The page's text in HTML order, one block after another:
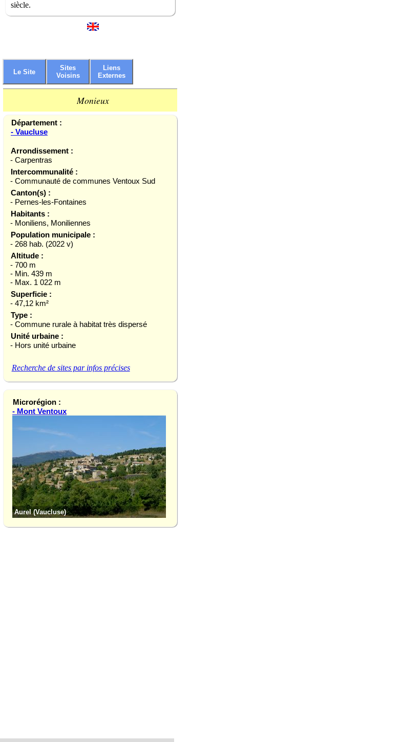
siècle.
Le Site
Sites
Voisins
Liens
Externes
Monieux
Département :
- Vaucluse
Arrondissement :
- Carpentras
Intercommunalité :
- Communauté de communes Ventoux Sud
Canton(s) :
- Pernes-les-Fontaines
Habitants :
- Moniliens, Moniliennes
Population municipale :
- 268 hab. (2022 v)
Altitude :
- 700 m
- Min. 439 m
- Max. 1 022 m
Superficie :
- 47,12 km²
Type :
- Commune rurale à habitat très dispersé
Unité urbaine :
- Hors unité urbaine
Recherche de sites par infos précises
Microrégion :
- Mont Ventoux
Aurel (Vaucluse)